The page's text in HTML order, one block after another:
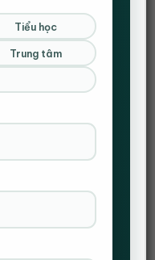
Nơi
Tiểu học
Trung tâm